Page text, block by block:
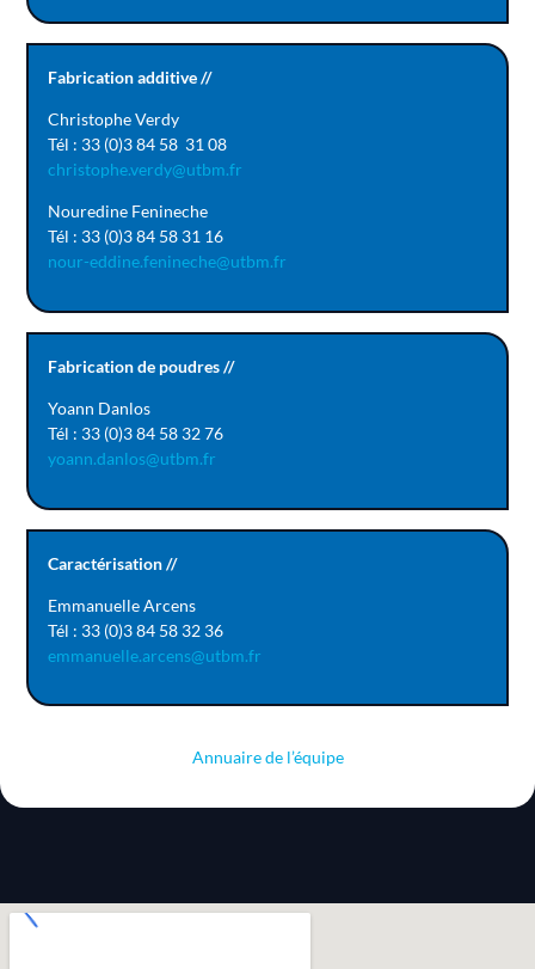
Fabrication additive //
Christophe Verdy
Tél : 33 (0)3 84 58 31 08
christophe.verdy@utbm.fr
Nouredine Fenineche
Tél : 33 (0)3 84 58 31 16
nour-eddine.fenineche@utbm.fr
Fabrication de poudres //
Yoann Danlos
Tél : 33 (0)3 84 58 32 76
yoann.danlos@utbm.fr
Caractérisation //
Emmanuelle Arcens
Tél : 33 (0)3 84 58 32 36
emmanuelle.arcens@utbm.fr
Annuaire de l’équipe